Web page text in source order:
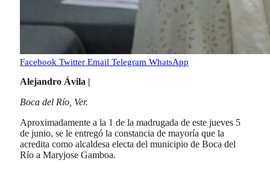
Facebook Twitter Email Telegram WhatsApp
Alejandro Ávila |
Boca del Río, Ver.
Aproximadamente a la 1 de la madrugada de este jueves 5
de junio, se le entregó la constancia de mayoría que la
acredita como alcaldesa electa del municipio de Boca del
Río a Maryjose Gamboa.